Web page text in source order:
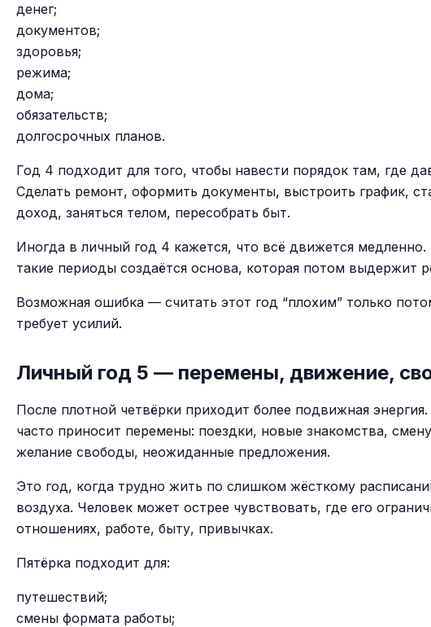
денег;
документов;
здоровья;
режима;
дома;
обязательств;
долгосрочных планов.
Год 4 подходит для того, чтобы навести порядок там, где
Сделать ремонт, оформить документы, выстроить график,
доход, заняться телом, пересобрать быт.
Иногда в личный год 4 кажется, что всё движется
такие периоды создаётся основа, которая потом выдержит
Возможная ошибка — считать этот год “плохим” только
требует усилий.
Личный год 5 — перемены, движение,
После плотной четвёрки приходит более подвижная
часто приносит перемены: поездки, новые знакомства,
желание свободы, неожиданные предложения.
Это год, когда трудно жить по слишком жёсткому
воздуха. Человек может острее чувствовать, где его
отношениях, работе, быту, привычках.
Пятёрка подходит для:
путешествий;
смены формата работы;